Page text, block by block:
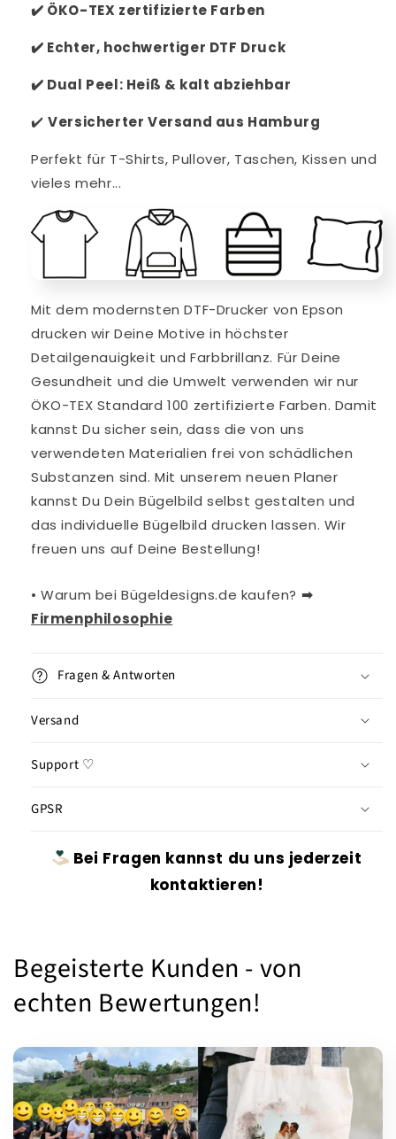
✔️ ÖKO-TEX zertifizierte Farben
✔️ Echter, hochwertiger DTF Druck
✔️ Dual Peel: Heiß & kalt abziehbar
✔️ Versicherter Versand aus Hamburg
Perfekt für T-Shirts, Pullover, Taschen, Kissen und
vieles mehr...
Mit dem modernsten DTF-Drucker von Epson
drucken wir Deine Motive in höchster
Detailgenauigkeit und Farbbrillanz. Für Deine
Gesundheit und die Umwelt verwenden wir nur
ÖKO-TEX Standard 100 zertifizierte Farben. Damit
kannst Du sicher sein, dass die von uns
verwendeten Materialien frei von schädlichen
Substanzen sind. Mit unserem neuen Planer
kannst Du Dein Bügelbild selbst gestalten und
das individuelle Bügelbild drucken lassen. Wir
freuen uns auf Deine Bestellung!
• Warum bei Bügeldesigns.de kaufen? ➡︎
Firmenphilosophie
Fragen & Antworten
Versand
Support ♡
GPSR
Bei Fragen kannst du uns jederzeit
kontaktieren!
Begeisterte Kunden - von
echten Bewertungen!